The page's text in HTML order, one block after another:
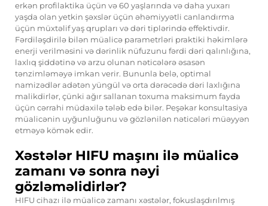
erkən profilaktika üçün və 60 yaşlarında və daha yuxarı
yaşda olan yetkin şəxslər üçün əhəmiyyətli canlandırma
üçün müxtəlif yaş qrupları və dəri tiplərində effektivdir.
Fərdiləşdirilə bilən müalicə parametrləri praktiki həkimlərə
enerji verilməsini və dərinlik nüfuzunu fərdi dəri qalınlığına,
laxlıq şiddətinə və arzu olunan nəticələrə əsasən
tənzimləməyə imkan verir. Bununla belə, optimal
namizədlər adətən yüngül və orta dərəcədə dəri laxlığına
malikdirlər, çünki ağır sallanan toxuma maksimum fayda
üçün cərrahi müdaxilə tələb edə bilər. Peşəkar konsultasiya
müalicənin uyğunluğunu və gözlənilən nəticələri müəyyən
etməyə kömək edir.
Xəstələr HIFU maşını ilə müalicə
zamanı və sonra nəyi
gözləməlidirlər?
HIFU cihazı ilə müalicə zamanı xəstələr, fokuslaşdırılmış